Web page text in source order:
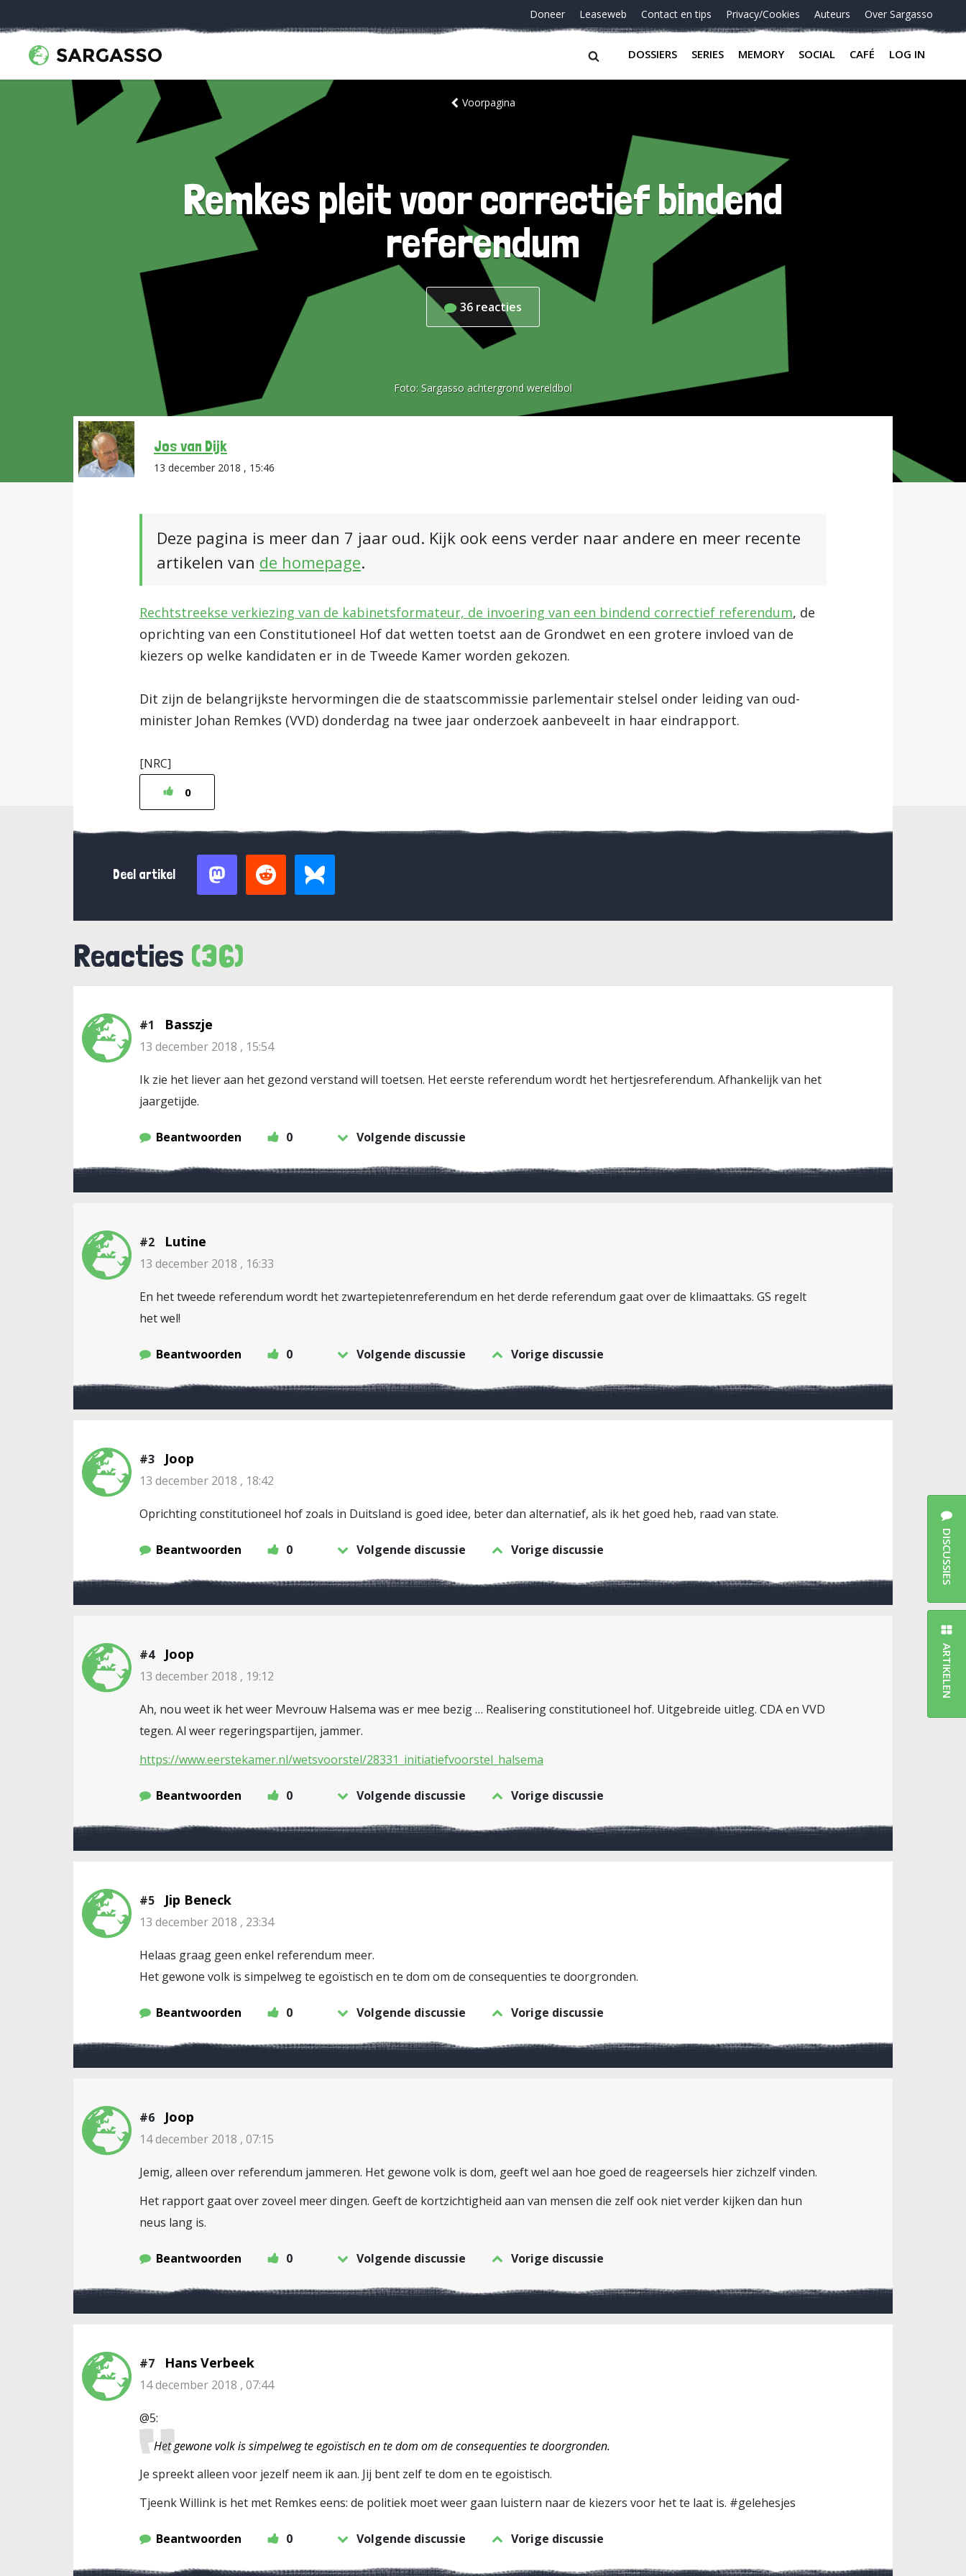
Doneer Leaseweb Contact en tips Privacy/Cookies Auteurs Over Sargasso
DOSSIERS SERIES MEMORY SOCIAL CAFÉ LOG IN
Voorpagina
Remkes pleit voor correctief bindend
referendum
36 reacties
Foto: Sargasso achtergrond wereldbol
Jos van Dijk
13 december 2018 , 15:46
Deze pagina is meer dan 7 jaar oud. Kijk ook eens verder naar andere en meer recente
artikelen van de homepage.
Rechtstreekse verkiezing van de kabinetsformateur, de invoering van een bindend correctief referendum, de
oprichting van een Constitutioneel Hof dat wetten toetst aan de Grondwet en een grotere invloed van de
kiezers op welke kandidaten er in de Tweede Kamer worden gekozen.
Dit zijn de belangrijkste hervormingen die de staatscommissie parlementair stelsel onder leiding van oud-
minister Johan Remkes (VVD) donderdag na twee jaar onderzoek aanbeveelt in haar eindrapport.
[NRC]
0
Deel artikel
Reacties (36)
#1 Basszje
13 december 2018 , 15:54
Ik zie het liever aan het gezond verstand will toetsen. Het eerste referendum wordt het hertjesreferendum. Afhankelijk van het
jaargetijde.
Beantwoorden 0 Volgende discussie
#2 Lutine
13 december 2018 , 16:33
En het tweede referendum wordt het zwartepietenreferendum en het derde referendum gaat over de klimaattaks. GS regelt
het wel!
Beantwoorden 0 Volgende discussie Vorige discussie
#3 Joop
13 december 2018 , 18:42
Oprichting constitutioneel hof zoals in Duitsland is goed idee, beter dan alternatief, als ik het goed heb, raad van state.
Beantwoorden 0 Volgende discussie Vorige discussie
#4 Joop
13 december 2018 , 19:12
Ah, nou weet ik het weer Mevrouw Halsema was er mee bezig … Realisering constitutioneel hof. Uitgebreide uitleg. CDA en VVD
tegen. Al weer regeringspartijen, jammer.
https://www.eerstekamer.nl/wetsvoorstel/28331_initiatiefvoorstel_halsema
Beantwoorden 0 Volgende discussie Vorige discussie
#5 Jip Beneck
13 december 2018 , 23:34
Helaas graag geen enkel referendum meer.
Het gewone volk is simpelweg te egoïstisch en te dom om de consequenties te doorgronden.
Beantwoorden 0 Volgende discussie Vorige discussie
#6 Joop
14 december 2018 , 07:15
Jemig, alleen over referendum jammeren. Het gewone volk is dom, geeft wel aan hoe goed de reageersels hier zichzelf vinden.
Het rapport gaat over zoveel meer dingen. Geeft de kortzichtigheid aan van mensen die zelf ook niet verder kijken dan hun
neus lang is.
Beantwoorden 0 Volgende discussie Vorige discussie
#7 Hans Verbeek
14 december 2018 , 07:44
@5:
Het gewone volk is simpelweg te egoïstisch en te dom om de consequenties te doorgronden.
Je spreekt alleen voor jezelf neem ik aan. Jij bent zelf te dom en te egoistisch.
Tjeenk Willink is het met Remkes eens: de politiek moet weer gaan luistern naar de kiezers voor het te laat is. #gelehesjes
Beantwoorden 0 Volgende discussie Vorige discussie
DISCUSSIES
ARTIKELEN